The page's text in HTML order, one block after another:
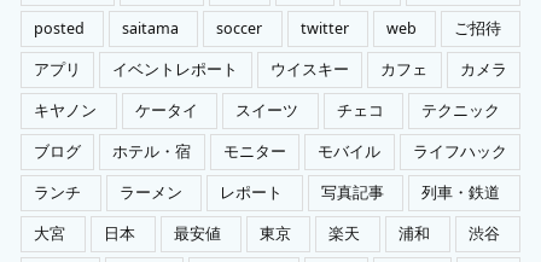
posted
saitama soccer twitter web
ご招待
アプリ
イベントレポート ウイスキー カフェ
カメラ
キヤノン
ケータイ スイーツ チェコ
テクニック
ブログ
ホテル・宿 モニター モバイル
ライフハック
ランチ
ラーメン レポート 写真記事
列車・鉄道
大宮
日本 最安値 東京 楽天 浦和
渋谷